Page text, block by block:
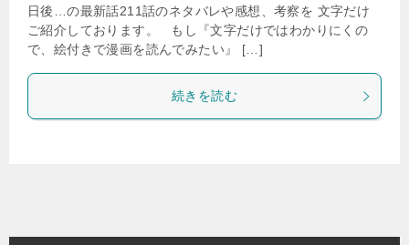
日後…の最新話211話のネタバレや感想、考察を 文字だけ
ご紹介しております。 もし『文字だけではわかりにくの
で、絵付きで漫画を読んでみたい』 […]
続きを読む